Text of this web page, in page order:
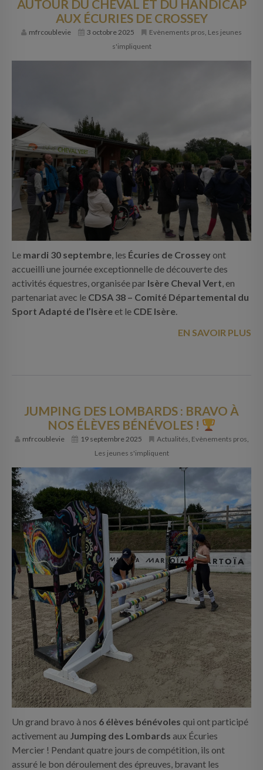
INFOS PRATIQUES
CONTACT
AUTOUR DU CHEVAL ET DU HANDICAP
AUX ÉCURIES DE CROSSEY
mfrcoublevie 3 octobre 2025 Evènements pros Les jeunes
s'impliquent
Le mardi 30 septembre , les Écuries de Crossey ont
accueilli une journée exceptionnelle de découverte des
activités équestres, organisée par Isère Cheval Vert , en
partenariat avec le CDSA 38 – Comité Départemental du
Sport Adapté de l’Isère et le CDE Isère
EN SAVOIR PLUS
JUMPING DES LOMBARDS : BRAVO À
NOS ÉLÈVES BÉNÉVOLES !
mfrcoublevie 19 septembre 2025 Actualités Evènements pros
Les jeunes s'impliquent
Un grand bravo à nos 6 élèves bénévoles qui ont participé
activement au Jumping des Lombards aux Écuries
Mercier ! Pendant quatre jours de compétition, ils ont
assuré le bon déroulement des épreuves, bravant les